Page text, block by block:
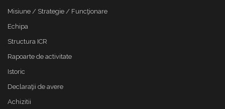
Misiune / Strategie / Funcţionare
Echipa
Structura ICR
Rapoarte de activitate
Istoric
Declaraţii de avere
Achizitii